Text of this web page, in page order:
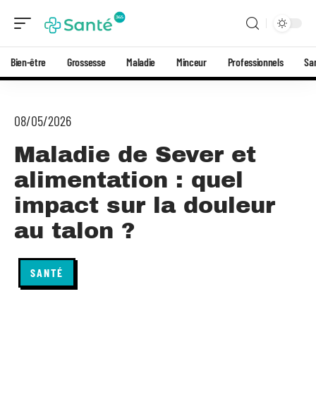
Bien-être Grossesse Maladie Minceur Professionnels
08/05/2026
Maladie de Sever et
alimentation : quel
impact sur la douleur
au talon ?
SANTÉ